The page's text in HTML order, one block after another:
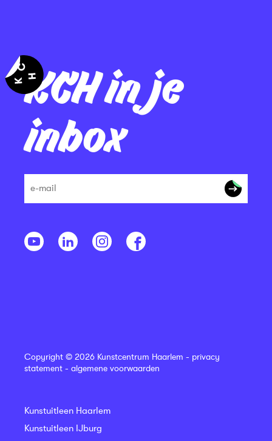
KCH in je
inbox
Copyright © 2026 Kunstcentrum Haarlem - privacy
statement - algemene voorwaarden
Kunstuitleen Haarlem
Kunstuitleen IJburg